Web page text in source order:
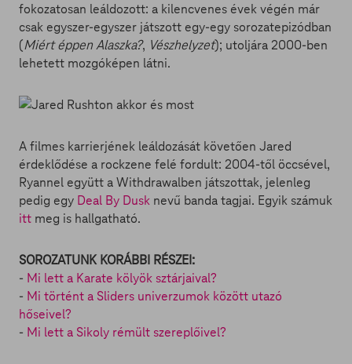
fokozatosan leáldozott: a kilencvenes évek végén már
csak egyszer-egyszer játszott egy-egy sorozatepizódban
(Miért éppen Alaszka?, Vészhelyzet); utoljára 2000-ben
lehetett mozgóképen látni.
A filmes karrierjének leáldozását követően Jared
érdeklődése a rockzene felé fordult: 2004-től öccsével,
Ryannel együtt a Withdrawalben játszottak, jelenleg
pedig egy Deal By Dusk nevű banda tagjai. Egyik számuk
itt meg is hallgatható.
SOROZATUNK KORÁBBI RÉSZEI:
- Mi lett a Karate kölyök sztárjaival?
- Mi történt a Sliders univerzumok között utazó
hőseivel?
- Mi lett a Sikoly rémült szereplőivel?